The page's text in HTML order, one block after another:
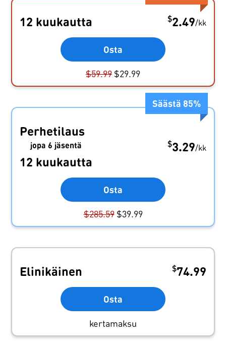
12 kuukautta $2.49/kk
Osta
$59.99 $29.99
Perhetilaus
jopa 6 jäsentä
12 kuukautta
$3.29/kk
Osta
$285.59 $39.99
Säästä 85%
Elinikäinen $74.99
Osta
kertamaksu